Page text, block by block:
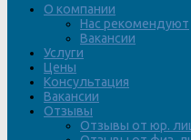
О компании
Нас рекомендуют
Вакансии
Услуги
Цены
Консультация
Вакансии
Отзывы
Отзывы от юр.